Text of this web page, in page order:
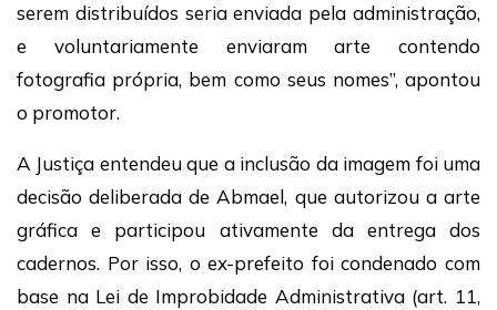
serem distribuídos seria enviada pela administração,
e voluntariamente enviaram arte contendo
fotografia própria, bem como seus nomes”, apontou
o promotor.
A Justiça entendeu que a inclusão da imagem foi uma
decisão deliberada de Abmael, que autorizou a arte
gráfica e participou ativamente da entrega dos
cadernos. Por isso, o ex-prefeito foi condenado com
base na Lei de Improbidade Administrativa (art. 11,